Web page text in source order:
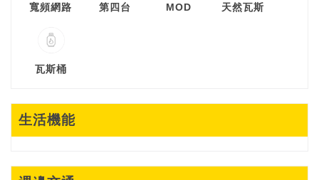
寬頻網路 第四台 MOD 天然瓦斯
瓦斯桶
生活機能